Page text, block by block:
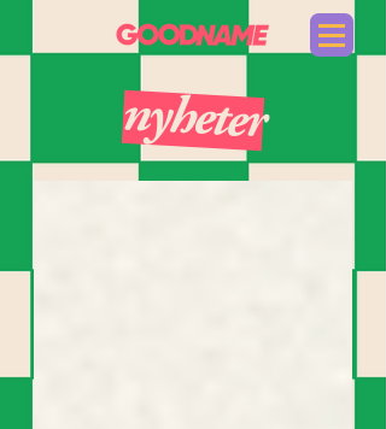
nyheter